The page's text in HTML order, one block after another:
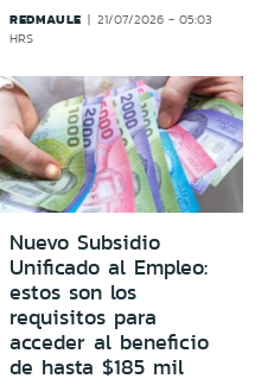
REDMAULE
21/07/2026 - 05:03
HRS
Nuevo Subsidio
Unificado al Empleo:
estos son los
requisitos para
acceder al beneficio
de hasta $185 mil